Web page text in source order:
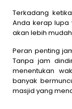
Terkadang
Anda kerap lupa
akan lebih
Peran penting
Tanpa jam
menentukan
banyak
masjid yang